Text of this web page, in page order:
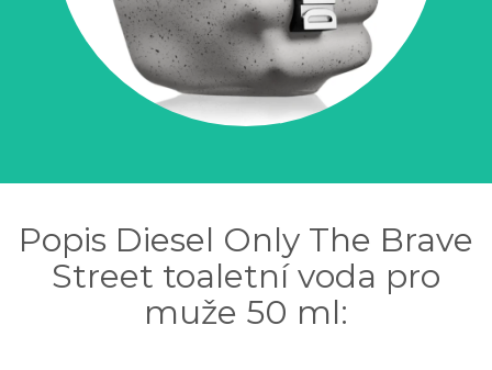
Popis Diesel Only The Brave
Street toaletní voda pro
muže 50 ml: